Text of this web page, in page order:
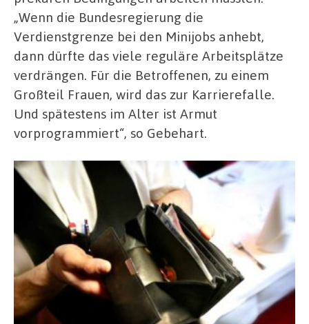
„Wenn die Bundesregierung die
Verdienstgrenze bei den Minijobs anhebt,
dann dürfte das viele reguläre Arbeitsplätze
verdrängen. Für die Betroffenen, zu einem
Großteil Frauen, wird das zur Karrierefalle.
Und spätestens im Alter ist Armut
vorprogrammiert“, so Gebehart.